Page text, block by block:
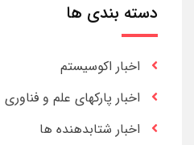
دسته بندی ها
اخبار اکوسیستم
اخبار پارکهای علم و فناوری
اخبار شتابدهنده ها